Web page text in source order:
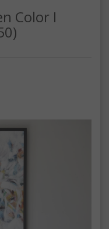
Color I